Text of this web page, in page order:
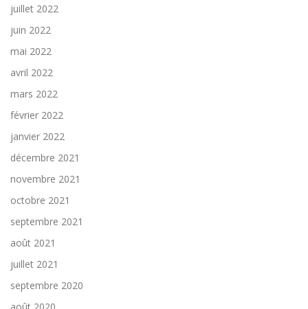
juillet 2022
juin 2022
mai 2022
avril 2022
mars 2022
février 2022
janvier 2022
décembre 2021
novembre 2021
octobre 2021
septembre 2021
août 2021
juillet 2021
septembre 2020